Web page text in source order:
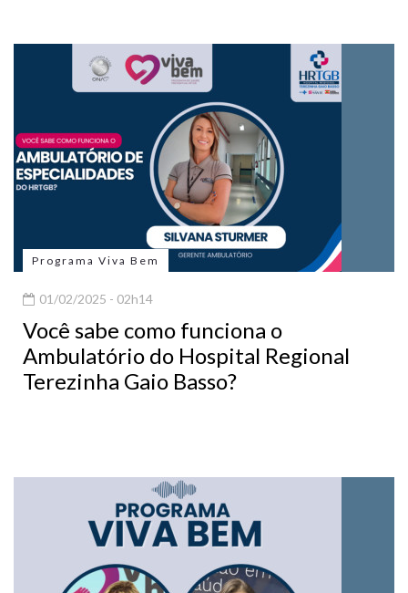
Programa Viva Bem
01/02/2025 - 02h14
Você sabe como funciona o
Ambulatório do Hospital Regional
Terezinha Gaio Basso?